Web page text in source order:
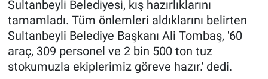
Sultanbeyli Belediyesi, kış hazırlıklarını
tamamladı. Tüm önlemleri aldıklarını belirten
Sultanbeyli Belediye Başkanı Ali Tombaş, '60
araç, 309 personel ve 2 bin 500 ton tuz
stokumuzla ekiplerimiz göreve hazır.' dedi.